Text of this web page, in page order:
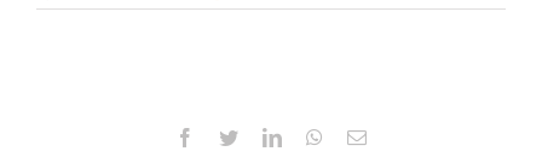
Facebook
TwitterLinkedInWhatsApp
E-